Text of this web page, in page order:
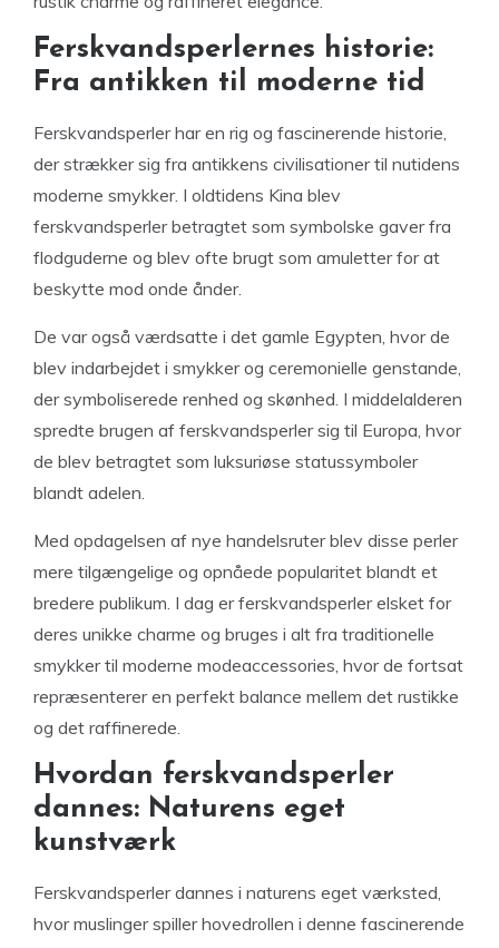
Ferskvandsperlernes historie:
Fra antikken til moderne tid
Ferskvandsperler har en rig og fascinerende historie,
der strækker sig fra antikkens civilisationer til nutidens
moderne smykker. I oldtidens Kina blev
ferskvandsperler betragtet som symbolske gaver fra
flodguderne og blev ofte brugt som amuletter for at
beskytte mod onde ånder.
De var også værdsatte i det gamle Egypten, hvor de
blev indarbejdet i smykker og ceremonielle genstande,
der symboliserede renhed og skønhed. I middelalderen
spredte brugen af ferskvandsperler sig til Europa, hvor
de blev betragtet som luksuriøse statussymboler
blandt adelen.
Med opdagelsen af nye handelsruter blev disse perler
mere tilgængelige og opnåede popularitet blandt et
bredere publikum. I dag er ferskvandsperler elsket for
deres unikke charme og bruges i alt fra traditionelle
smykker til moderne modeaccessories, hvor de fortsat
repræsenterer en perfekt balance mellem det rustikke
og det raffinerede.
Hvordan ferskvandsperler
dannes: Naturens eget
kunstværk
Ferskvandsperler dannes i naturens eget værksted,
hvor muslinger spiller hovedrollen i denne fascinerende